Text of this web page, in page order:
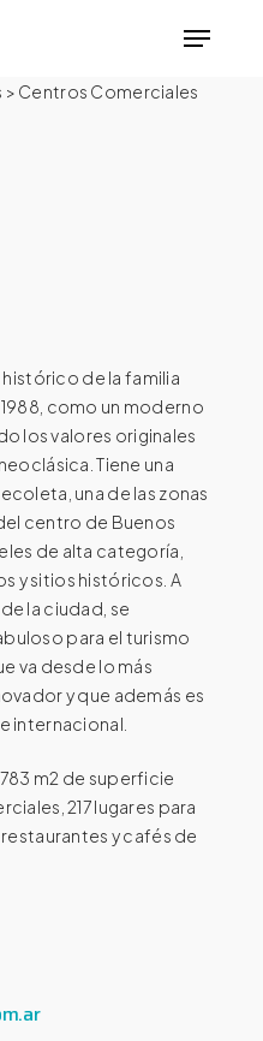
Menu
> Centros Comerciales
de la familia
como un moderno
los valores originales
Tiene una
una de las zonas
centro de Buenos
de alta categoría,
y sitios históricos. A
la ciudad, se
para el turismo
va desde lo más
y que además es
internacional.
m2 de superficie
217 lugares para
y cafés de